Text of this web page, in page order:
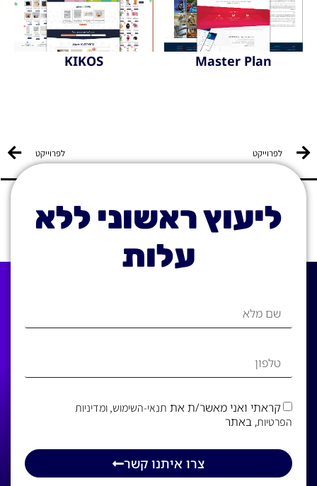
Master Plan
KIKOS
לפרוייקט
הקודם
לפרוייקט
הבא
ליעוץ ראשוני ללא
עלות
קראתי ואני מאשר/ת את תנאי-השימוש, ומדיניות
הפרטיות, באתר
צרו איתנו קשר